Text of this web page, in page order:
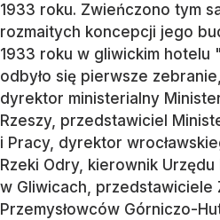
1933 roku. Zwieńczono tym
rozmaitych koncepcji jego
1933 roku w gliwickim hotelu
odbyło się pierwsze
dyrektor ministerialny
Rzeszy, przedstawiciel
i Pracy, dyrektor
Rzeki Odry, kierownik
w Gliwicach, przedstawiciele
Przemysłowców Górniczo-